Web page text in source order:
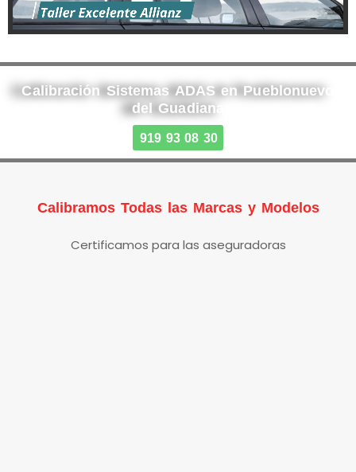
Calibración Sistemas ADAS en Pueblonuevo
del Guadiana
919 93 08 30
Calibramos Todas las Marcas y Modelos
Certificamos para las aseguradoras